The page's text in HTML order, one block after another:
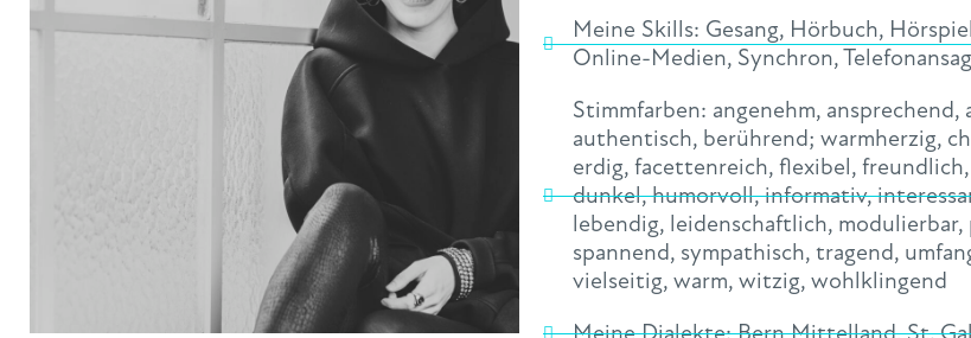
Meine Skills: Gesang, Hörbuch, Hörspiel
Online-Medien, Synchron,
Stimmfarben: angenehm, ansprechend,
authentisch, berührend; warmherzig,
erdig, facettenreich, flexibel, freundlich,
dunkel,humorvoll,informativ,
lebendig, leidenschaftlich, modulierbar,
spannend, sympathisch, tragend,
vielseitig, warm, witzig, wohlklingend